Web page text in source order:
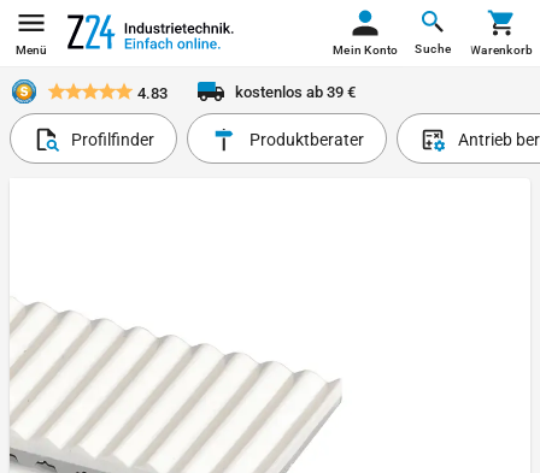
Menü Suche
Mein Konto Warenkorb
4.83 kostenlos ab 39 €
Profilfinder Produktberater Antrieb